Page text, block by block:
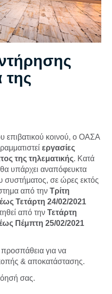
της
επιβατικού κοινού, ο ΟΑΣΑ
εργασίες
της τηλεματικής. Κατά
υπάρχει αναπόφευκτα
σε ώρες εκτός
από την Τρίτη
Τετάρτη 24/02/2021
από την Τετάρτη
Πέμπτη 25/02/2021
για να
& αποκατάστασης.
σας.